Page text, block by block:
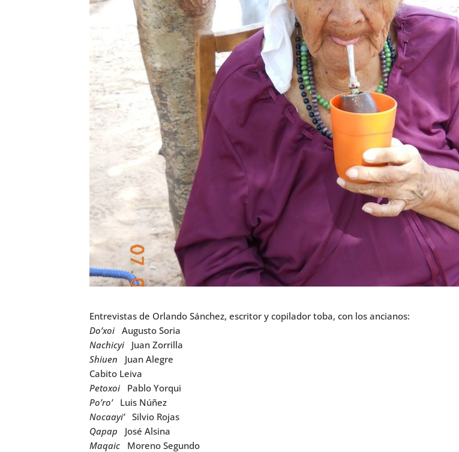
Entrevistas de Orlando Sánchez, escritor y copilador toba, con los ancianos:
Do’xoi Augusto Soria
Nachicyi Juan Zorrilla
Shiuen Juan Alegre
Cabito Leiva
Petoxoi
Pablo Yorqui
Po’ro’ Luis Núñez
Nocaayi’ Silvio Rojas
Qapap
José Alsina
Maqaic
Moreno Segundo